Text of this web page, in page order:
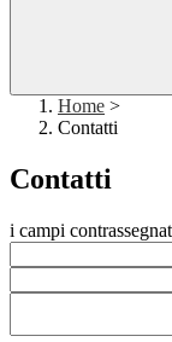
Home >
Contatti
Contatti
i campi